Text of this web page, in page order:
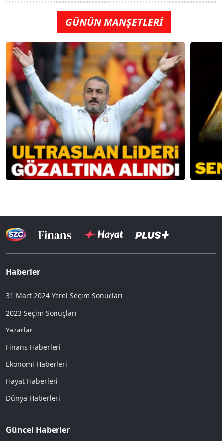
GÜNÜN MANŞETLERİ
Haberler
31 Mart 2024 Yerel Seçim Sonuçları
2023 Seçim Sonuçları
Yazarlar
Finans Haberleri
Ekonomi Haberleri
Hayat Haberleri
Dünya Haberleri
Güncel Haberler